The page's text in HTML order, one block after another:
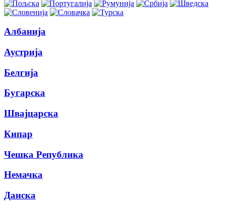
Албанија
Аустрија
Белгија
Бугарска
Швајцарска
Кипар
Чешка Република
Немачка
Данска